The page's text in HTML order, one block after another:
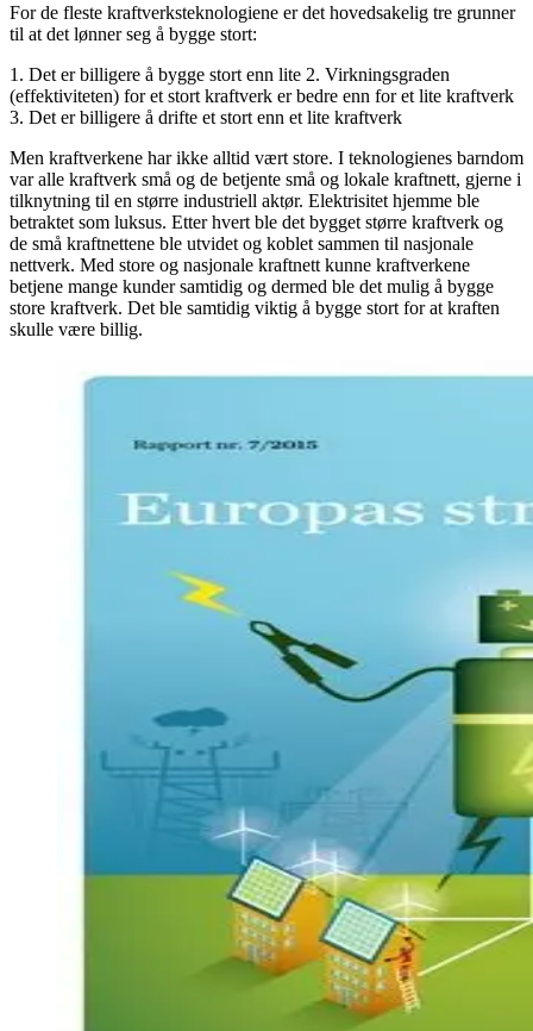
For de fleste kraftverksteknologiene er det hovedsakelig tre grunner
til at det lønner seg å bygge stort:
1. Det er billigere å bygge stort enn lite 2. Virkningsgraden
(effektiviteten) for et stort kraftverk er bedre enn for et lite kraftverk
3. Det er billigere å drifte et stort enn et lite kraftverk
Men kraftverkene har ikke alltid vært store. I teknologienes barndom
var alle kraftverk små og de betjente små og lokale kraftnett, gjerne i
tilknytning til en større industriell aktør. Elektrisitet hjemme ble
betraktet som luksus. Etter hvert ble det bygget større kraftverk og
de små kraftnettene ble utvidet og koblet sammen til nasjonale
nettverk. Med store og nasjonale kraftnett kunne kraftverkene
betjene mange kunder samtidig og dermed ble det mulig å bygge
store kraftverk. Det ble samtidig viktig å bygge stort for at kraften
skulle være billig.